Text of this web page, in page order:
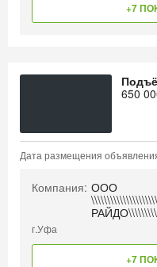
+7
650
Дата размещения
Компания: ООО
г.Уфа
+7